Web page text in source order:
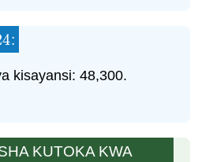
:
kisayansi: 48,300.
KUTOKA KWA